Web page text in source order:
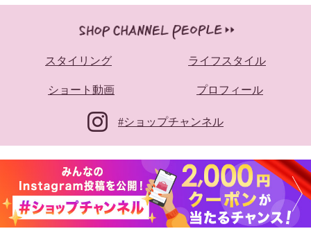
スタイリング ライフスタイル
ショート動画 プロフィール
#ショップチャンネル